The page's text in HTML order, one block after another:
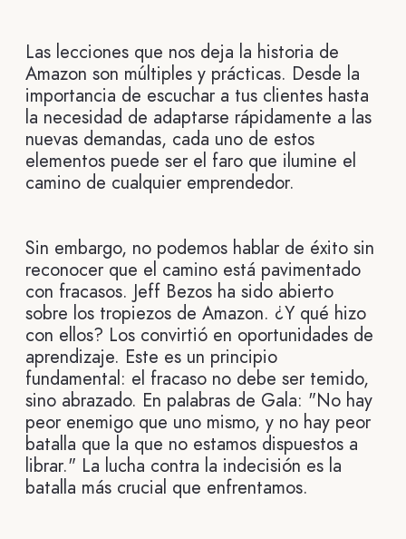
Las lecciones que nos deja la historia de
Amazon son múltiples y prácticas. Desde la
importancia de escuchar a tus clientes hasta
la necesidad de adaptarse rápidamente a las
nuevas demandas, cada uno de estos
elementos puede ser el faro que ilumine el
camino de cualquier emprendedor.
Sin embargo, no podemos hablar de éxito sin
reconocer que el camino está pavimentado
con fracasos. Jeff Bezos ha sido abierto
sobre los tropiezos de Amazon. ¿Y qué hizo
con ellos? Los convirtió en oportunidades de
aprendizaje. Este es un principio
fundamental: el fracaso no debe ser temido,
sino abrazado. En palabras de Gala: "No hay
peor enemigo que uno mismo, y no hay peor
batalla que la que no estamos dispuestos a
librar." La lucha contra la indecisión es la
batalla más crucial que enfrentamos.